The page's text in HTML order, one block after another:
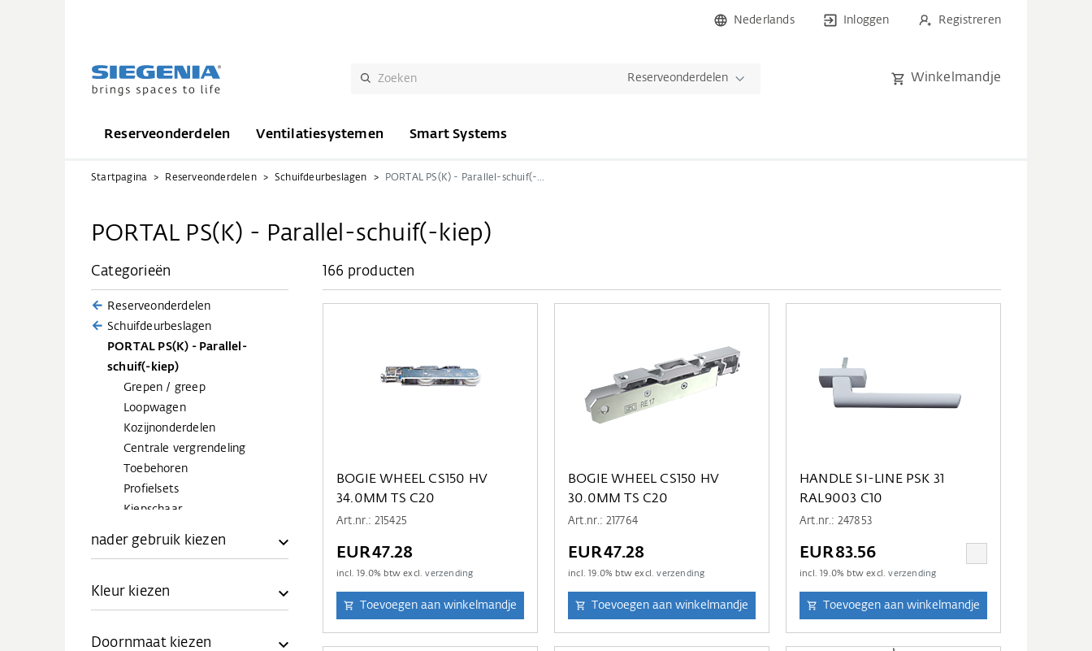
Nederlands Inloggen Registreren
Reserveonderdelen Winkelmandje
Reserveonderdelen Ventilatiesystemen Smart Systems
Startpagina Reserveonderdelen Schuifdeurbeslagen PORTAL PS(K) - Parallel-schuif(-kiep)
PORTAL PS(K) - Parallel-schuif(-kiep)
Categorieën
Reserveonderdelen
Schuifdeurbeslagen
PORTAL PS(K) - Parallel-
schuif(-kiep)
Grepen / greep
Loopwagen
Kozijnonderdelen
Centrale vergrendeling
Toebehoren
Profielsets
Kiepschaar
nader gebruik kiezen
Kleur kiezen
Doornmaat kiezen
166 producten
BOGIE WHEEL CS150 HV
34.0MM TS C20
Art.nr.: 215425
EUR47.28
incl.19.0% btw excl.verzending
Toevoegen aan winkelmandje
BOGIE WHEEL CS150 HV
30.0MM TS C20
Art.nr.: 217764
EUR47.28
incl.19.0% btw excl.verzending
Toevoegen aan winkelmandje
HANDLE SI-LINE PSK 31
RAL9003 C10
Art.nr.: 247853
EUR83.56
incl.19.0% btw excl.verzending
Toevoegen aan winkelmandje